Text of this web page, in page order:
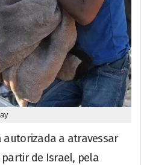
a atravessar
de Israel, pela